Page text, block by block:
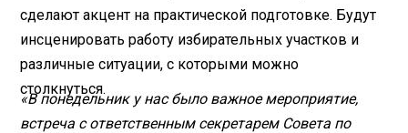
сделают акцент на практической подготовке. Будут
инсценировать работу избирательных участков и
различные ситуации, с которыми можно
столкнуться.
«В понедельник у нас было важное мероприятие,
встреча с ответственным секретарем Совета по